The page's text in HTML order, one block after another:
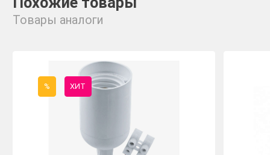
Товары аналоги
% ХИТ